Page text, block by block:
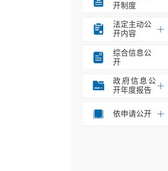
开制度
法定主动公
开内容
综合信息公
开
政府信息公
开年度报告
依申请公开